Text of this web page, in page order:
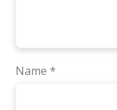
Name *